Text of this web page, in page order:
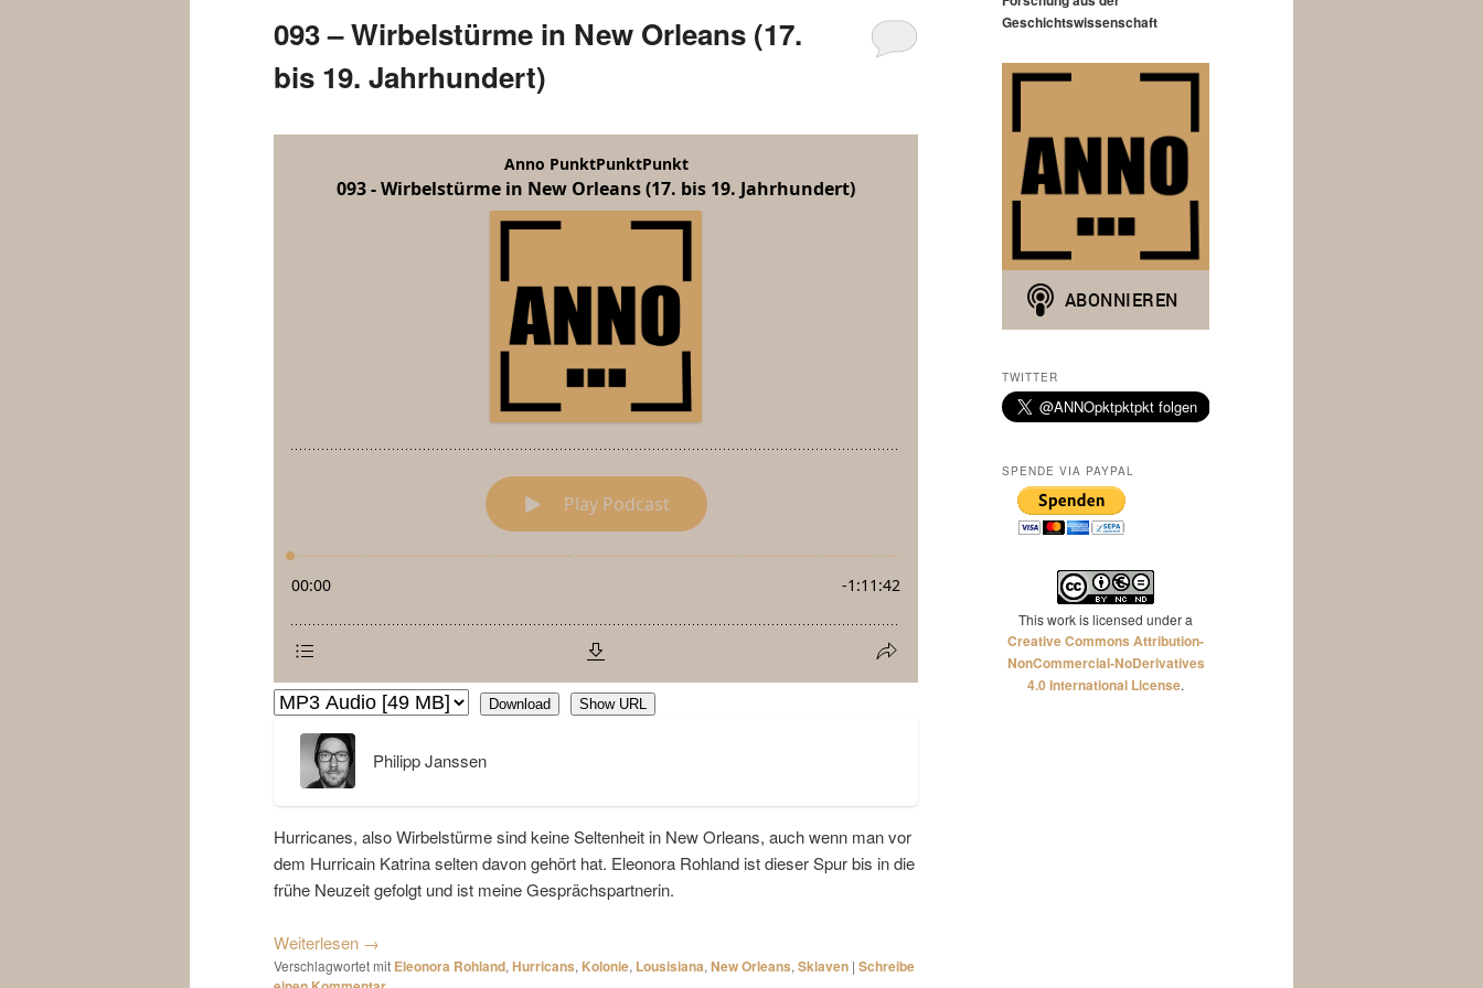
093 – Wirbelstürme in New Orleans (17.
bis 19. Jahrhundert)
Download Show URL
Philipp Janssen
Hurricanes, also Wirbelstürme sind keine Seltenheit in New Orleans, auch wenn man vor
dem Hurricain Katrina selten davon gehört hat. Eleonora Rohland ist dieser Spur bis in die
frühe Neuzeit gefolgt und ist meine Gesprächspartnerin.
Weiterlesen →
Verschlagwortet mit Eleonora Rohland, Hurricans, Kolonie, Lousisiana, New Orleans, Sklaven | Schreibe
Geschichtswissenschaft
TWITTER
SPENDE VIA PAYPAL
This work is licensed under a
Creative Commons Attribution-
NonCommercial-NoDerivatives
4.0 International License.